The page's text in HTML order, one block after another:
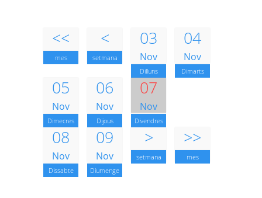
<<
mes
<
setmana
03
Nov
Dilluns
04
Nov
Dimarts
05
Nov
Dimecres
06
Nov
Dijous
07
Nov
Divendres
08
Nov
Dissabte
09
Nov
Diumenge
>
setmana
>>
mes